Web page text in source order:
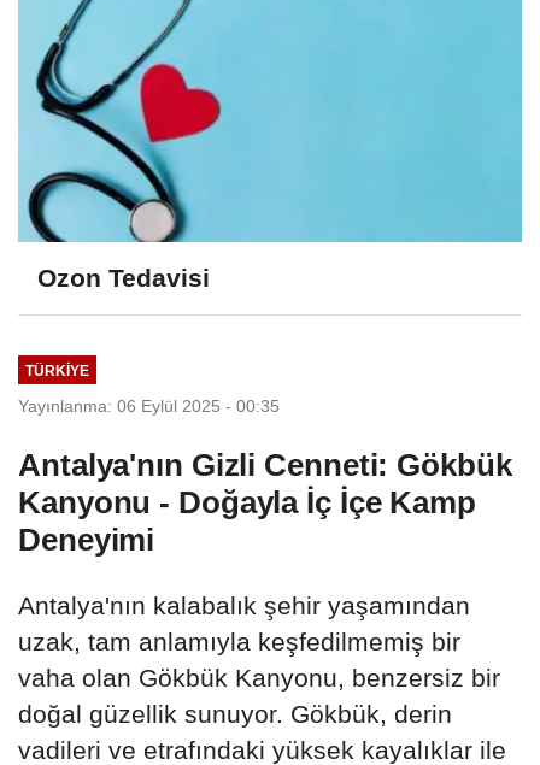
Ozon Tedavisi
TÜRKIYE
Yayınlanma: 06 Eylül 2025 - 00:35
Antalya'nın Gizli Cenneti: Gökbük
Kanyonu - Doğayla İç İçe Kamp
Deneyimi
Antalya'nın kalabalık şehir yaşamından
uzak, tam anlamıyla keşfedilmemiş bir
vaha olan Gökbük Kanyonu, benzersiz bir
doğal güzellik sunuyor. Gökbük, derin
vadileri ve etrafındaki yüksek kayalıklar ile